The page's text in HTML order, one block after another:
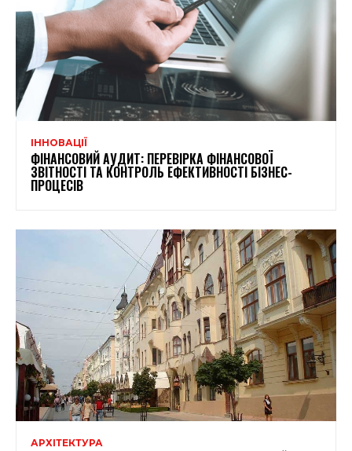
ІННОВАЦІЇ
ФІНАНСОВИЙ АУДИТ: ПЕРЕВІРКА ФІНАНСОВОЇ
ЗВІТНОСТІ ТА КОНТРОЛЬ ЕФЕКТИВНОСТІ БІЗНЕС-
ПРОЦЕСІВ
АРХІТЕКТУРА